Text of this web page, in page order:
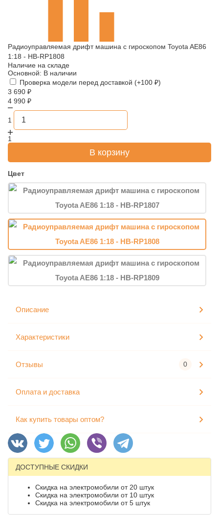
Радиоуправляемая дрифт машина с гироскопом Toyota AE86
1:18 - HB-RP1808
Наличие на складе
Основной: В наличии
Проверка модели перед доставкой (+100 ₽)
3 690 ₽
4 990 ₽
1
1
В корзину
Цвет
Описание
Характеристики
Отзывы 0
Оплата и доставка
Как купить товары оптом?
ДОСТУПНЫЕ СКИДКИ
Скидка на электромобили от 20 штук
Скидка на электромобили от 10 штук
Скидка на электромобили от 5 штук